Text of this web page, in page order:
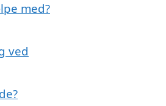
med?
ved